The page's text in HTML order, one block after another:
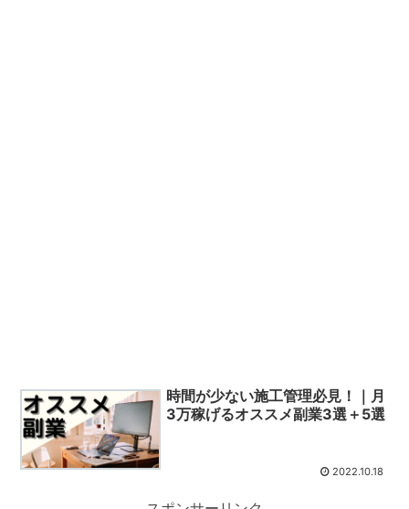
時間が少ない施工管理必見！｜月
3万稼げるオススメ副業3選＋5選
2022.10.18